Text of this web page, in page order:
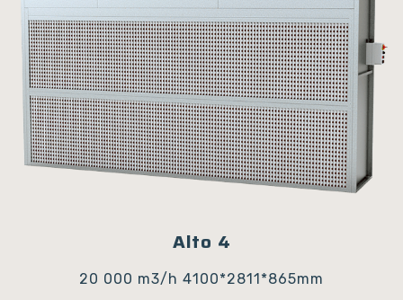
Alto 4
20 000 m3/h 4100*2811*865mm